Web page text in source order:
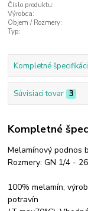
Číslo produktu:
Výrobca:
Objem / Rozmery:
Typ:
Kompletné
Súvisiaci tovar 3
Kompletné
Melamínový podnos
Rozmery: GN 1/4 -
100% melamín,
potravín